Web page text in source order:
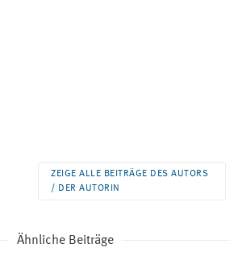
ZEIGE ALLE BEITRÄGE DES AUTORS
/ DER AUTORIN
Ähnliche Beiträge